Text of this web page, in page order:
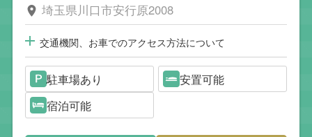
埼玉県川口市安行原2008
交通機関、お車でのアクセス方法について
駐車場あり
安置可能
宿泊可能